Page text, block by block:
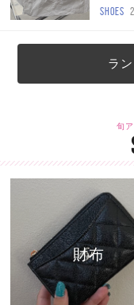
SHOES
ラ
旬
財布